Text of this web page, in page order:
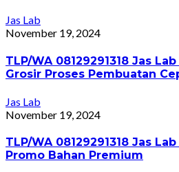
Jas Lab
November 19, 2024
TLP/WA 08129291318 Jas
Grosir Proses Pembuatan
Jas Lab
November 19, 2024
TLP/WA 08129291318 Jas
Promo Bahan Premium